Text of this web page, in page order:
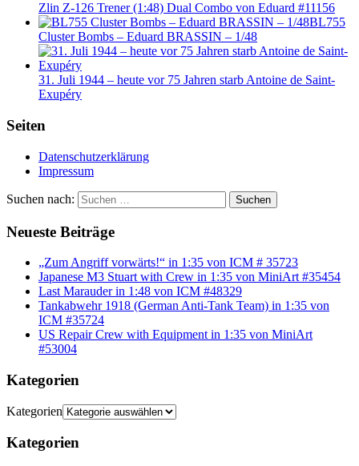
Zlin Z-126 Trener (1:48) Dual Combo von Eduard #11156
BL755
Cluster Bombs – Eduard BRASSIN – 1/48
31. Juli 1944 – heute vor 75 Jahren starb Antoine de Saint-
Exupéry
Seiten
Datenschutzerklärung
Impressum
Suchen nach: Suchen
Neueste Beiträge
„Zum Angriff vorwärts!“ in 1:35 von ICM # 35723
Japanese M3 Stuart with Crew in 1:35 von MiniArt #35454
Last Marauder in 1:48 von ICM #48329
Tankabwehr 1918 (German Anti-Tank Team) in 1:35 von
ICM #35724
US Repair Crew with Equipment in 1:35 von MiniArt
#53004
Kategorien
Kategorien
Kategorien